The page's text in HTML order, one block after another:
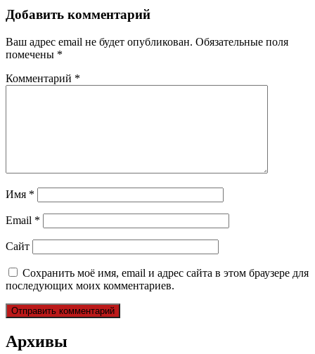
Добавить комментарий
Ваш адрес email не будет опубликован. Обязательные поля
помечены *
Комментарий *
Имя *
Email *
Сайт
Сохранить моё имя, email и адрес сайта в этом браузере для
последующих моих комментариев.
Архивы